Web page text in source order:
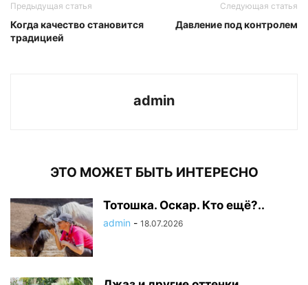
Предыдущая статья
Когда качество становится
традицией
Следующая статья
Давление под контролем
admin
ЭТО МОЖЕТ БЫТЬ ИНТЕРЕСНО
Тотошка. Оскар. Кто ещё?..
admin - 18.07.2026